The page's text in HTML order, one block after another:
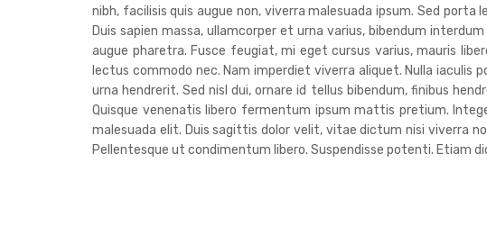
nibh, facilisis quis augue non, viverra malesuada ipsum. Sed
Duis sapien massa, ullamcorper et urna varius, bibendum
augue pharetra. Fusce feugiat, mi eget cursus varius, mauris
lectus commodo nec. Nam imperdiet viverra aliquet. Nulla iaculis
urna hendrerit. Sed nisl dui, ornare id tellus bibendum, finibus
Quisque venenatis libero fermentum ipsum mattis pretium.
malesuada elit. Duis sagittis dolor velit, vitae dictum nisi viverra
Pellentesque ut condimentum libero. Suspendisse potenti. Etiam